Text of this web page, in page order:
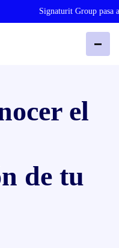
Signaturit Group pasa a
el
de tu